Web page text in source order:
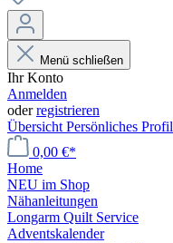
Menü schließen
Ihr Konto
Anmelden
oderregistrieren
Übersicht Persönliches Profil
0,00 €*
Home
NEU im Shop
Nähanleitungen
Longarm Quilt Service
Adventskalender